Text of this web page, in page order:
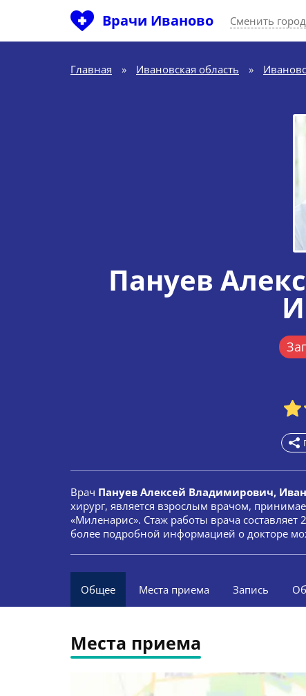
Врачи Иваново Сменить город
Главная » Ивановская область »
Пануев
Врач Пануев Алексей Владимирович,
хирург, является взрослым врачом,
«Миленарис». Стаж работы врача составляет
более подробной информацией о докторе
Общее Места приема Запись
Места приема